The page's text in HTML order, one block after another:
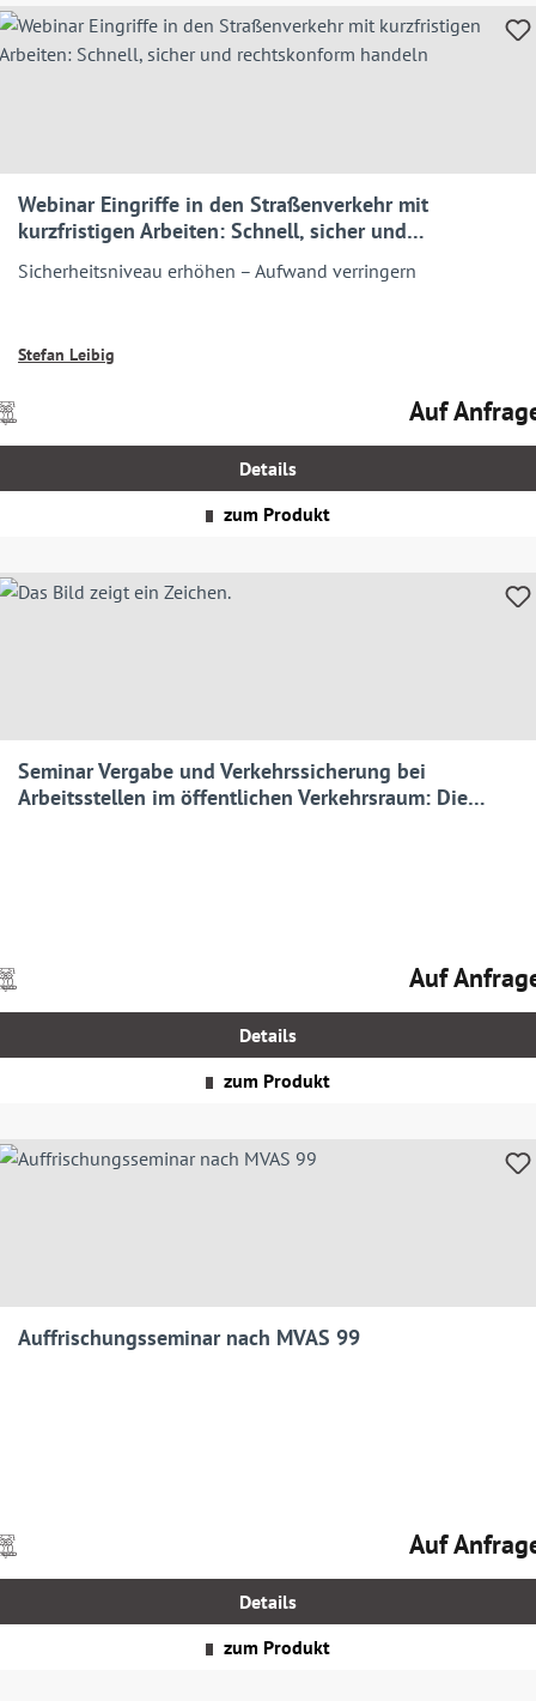
Webinar Eingriffe in den Straßenverkehr mit
kurzfristigen Arbeiten: Schnell, sicher und
Sicherheitsniveau erhöhen – Aufwand verringern
Stefan Leibig
Regulärer
Auf
Details
zum Produkt
Seminar Vergabe und Verkehrssicherung bei
Arbeitsstellen im öffentlichen Verkehrsraum: Die
Regulärer
Auf
Details
zum Produkt
Auffrischungsseminar nach MVAS 99
Regulärer
Auf
Details
zum Produkt